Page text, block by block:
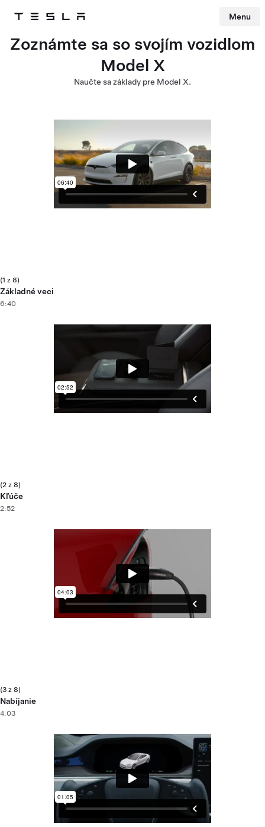
Tesla Menu
Zoznámte sa so svojím vozidlom
Model X
Naučte sa základy pre Model X.
(1 z 8)
Základné veci
6:40
(2 z 8)
Kľúče
2:52
(3 z 8)
Nabíjanie
4:03